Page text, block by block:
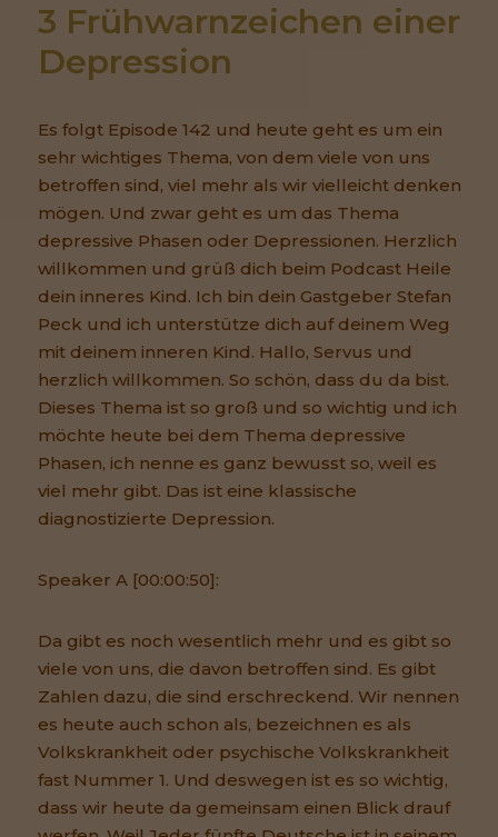
3 Frühwarnzeichen einer
Depression
Es folgt Episode 142 und heute geht es um ein
sehr wichtiges Thema, von dem viele von uns
betroffen sind, viel mehr als wir vielleicht denken
mögen. Und zwar geht es um das Thema
depressive Phasen oder Depressionen. Herzlich
willkommen und grüß dich beim Podcast Heile
dein inneres Kind. Ich bin dein Gastgeber Stefan
Peck und ich unterstütze dich auf deinem Weg
mit deinem inneren Kind. Hallo, Servus und
herzlich willkommen. So schön, dass du da bist.
Dieses Thema ist so groß und so wichtig und ich
möchte heute bei dem Thema depressive
Phasen, ich nenne es ganz bewusst so, weil es
viel mehr gibt. Das ist eine klassische
diagnostizierte Depression.
Speaker A [00:00:50]:
Da gibt es noch wesentlich mehr und es gibt so
viele von uns, die davon betroffen sind. Es gibt
Zahlen dazu, die sind erschreckend. Wir nennen
es heute auch schon als, bezeichnen es als
Volkskrankheit oder psychische Volkskrankheit
fast Nummer 1. Und deswegen ist es so wichtig,
dass wir heute da gemeinsam einen Blick drauf